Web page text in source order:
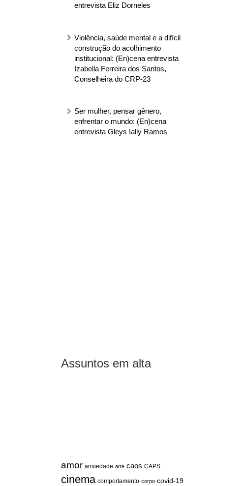
entrevista Eliz Dorneles
Violência, saúde mental e a difícil
construção do acolhimento
institucional: (En)cena entrevista
Izabella Ferreira dos Santos,
Conselheira do CRP-23
Ser mulher, pensar gênero,
enfrentar o mundo: (En)cena
entrevista Gleys Ially Ramos
Assuntos em alta
amor ansiedade arte caos CAPS
cinema comportamento corpo covid-19